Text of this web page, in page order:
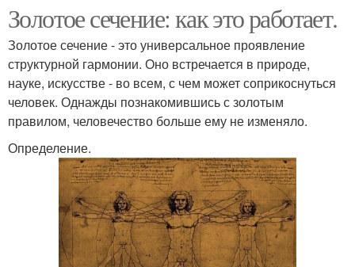
Золотое сечение: как это работает.
Золотое сечение - это универсальное проявление
структурной гармонии. Оно встречается в природе,
науке, искусстве - во всем, с чем может соприкоснуться
человек. Однажды познакомившись с золотым
правилом, человечество больше ему не изменяло.
Определение.